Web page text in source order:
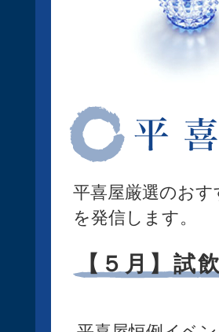
平喜屋厳選のお
を発信します。
【５月】試